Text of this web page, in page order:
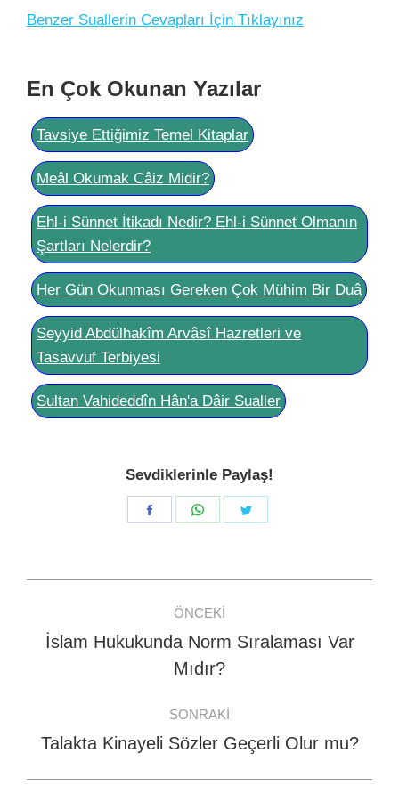
Benzer Suallerin Cevapları İçin Tıklayınız
En Çok Okunan Yazılar
Tavsiye Ettiğimiz Temel Kitaplar
Meâl Okumak Câiz Midir?
Ehl-i Sünnet İtikadı Nedir? Ehl-i Sünnet Olmanın
Şartları Nelerdir?
Her Gün Okunması Gereken Çok Mühim Bir Duâ
Seyyid Abdülhakîm Arvâsî Hazretleri ve
Tasavvuf Terbiyesi
Sultan Vahideddîn Hân'a Dâir Sualler
Sevdiklerinle Paylaş!
Share
Share
navigation
ÖNCEKI
Previous
post:
İslam Hukukunda Norm Sıralaması Var
Mıdır?
SONRAKI
Next
Talakta Kinayeli Sözler Geçerli Olur mu?